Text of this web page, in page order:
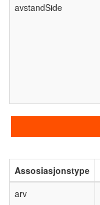
avstandSide
Assosiasjonstype
arv